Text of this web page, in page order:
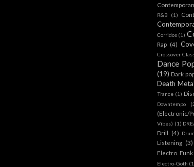
R&B
(1)
Corridos (1)
Rap (4)
Crossover
Dance
(19) Dark
Death Metal
Trance (1)
Downtempo
(Electronic/
Vibes) (1)
Drill (4)
Listening (3)
Electro Funk
Electro-Goth